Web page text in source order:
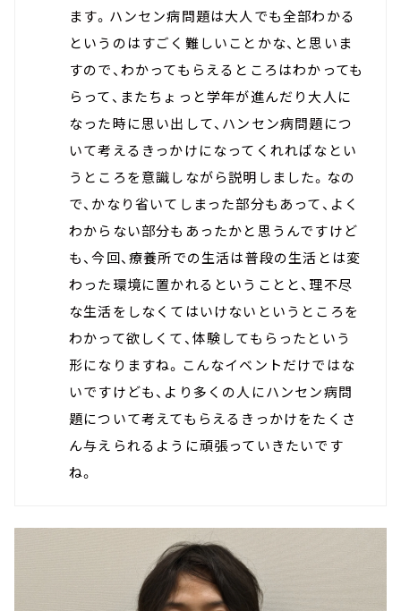
ます。ハンセン病問題は大人でも全部わかる
というのはすごく難しいことかな、と思いま
すので、わかってもらえるところはわかっても
らって、またちょっと学年が進んだり大人に
なった時に思い出して、ハンセン病問題につ
いて考えるきっかけになってくれればなとい
うところを意識しながら説明しました。なの
で、かなり省いてしまった部分もあって、よく
わからない部分もあったかと思うんですけど
も、今回、療養所での生活は普段の生活とは変
わった環境に置かれるということと、理不尽
な生活をしなくてはいけないというところを
わかって欲しくて、体験してもらったという
形になりますね。こんなイベントだけではな
いですけども、より多くの人にハンセン病問
題について考えてもらえるきっかけをたくさ
ん与えられるように頑張っていきたいです
ね。